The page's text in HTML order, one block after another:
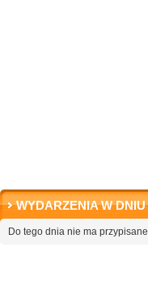
WYDARZENIA W DNIU
Do tego dnia nie ma